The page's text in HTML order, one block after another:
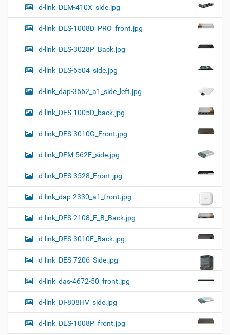
d-link_DEM-410X_side.jpg
d-link_DES-1008D_PRO_front.jpg
d-link_DES-3028P_Back.jpg
d-link_DES-6504_side.jpg
d-link_dap-3662_a1_side_left.jpg
d-link_DES-1005D_back.jpg
d-link_DES-3010G_Front.jpg
d-link_DFM-562E_side.jpg
d-link_DES-3528_Front.jpg
d-link_dap-2330_a1_front.jpg
d-link_DES-2108_E_B_Back.jpg
d-link_DES-3010F_Back.jpg
d-link_DES-7206_Side.jpg
d-link_das-4672-50_front.jpg
d-link_DI-808HV_side.jpg
d-link_DES-1008P_front.jpg